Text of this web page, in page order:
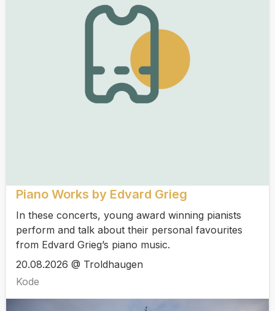
Piano Works by Edvard Grieg
In these concerts, young award winning pianists
perform and talk about their personal favourites
from Edvard Grieg’s piano music.
20.08.2026 @ Troldhaugen
Kode